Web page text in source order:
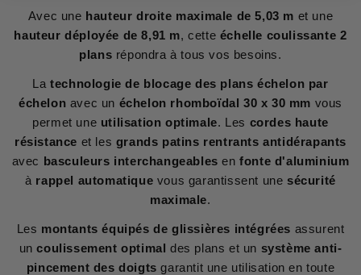
Avec une hauteur droite maximale de 5,03 m et une
hauteur déployée de 8,91 m, cette échelle coulissante 2
plans répondra à tous vos besoins.
Latechnologie de blocage des plans échelon par
échelon avec un échelon rhomboïdal 30 x 30 mm vous
permet une utilisation optimale. Les cordes haute
résistance et les grands patins rentrants antidérapants
avec basculeurs interchangeables enfonte d'aluminium
à rappel automatique vous garantissent une sécurité
maximale.
Les montants équipés de glissières intégrées assurent
uncoulissement optimal des plans et un système anti-
pincement des doigts garantit une utilisation en toute